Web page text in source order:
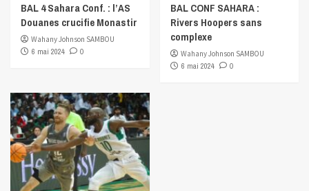
BAL 4 Sahara Conf. : l’AS
Douanes crucifie Monastir
Wahany Johnson SAMBOU
6 mai 2024
0
BAL CONF SAHARA :
Rivers Hoopers sans
complexe
Wahany Johnson SAMBOU
6 mai 2024
0